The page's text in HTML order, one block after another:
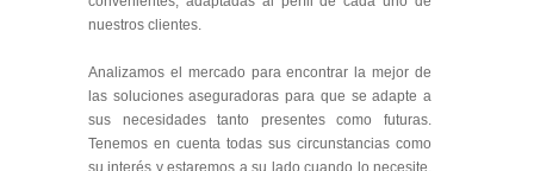
nuestros clientes.
Analizamos el mercado para encontrar la mejor de
las soluciones aseguradoras para que se adapte a
sus necesidades tanto presentes como futuras.
Tenemos en cuenta todas sus circunstancias como
su interés y estaremos a su lado cuando lo necesite.